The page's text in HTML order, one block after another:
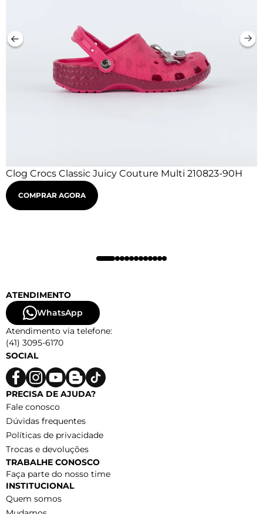
Clog Crocs Classic Juicy Couture Multi 210823-90H
COMPRAR AGORA
ATENDIMENTO
WhatsApp
Atendimento via telefone:
(41) 3095-6170
SOCIAL
PRECISA DE AJUDA?
Fale conosco
Dúvidas frequentes
Políticas de privacidade
Trocas e devoluções
TRABALHE CONOSCO
Faça parte do nosso time
INSTITUCIONAL
Quem somos